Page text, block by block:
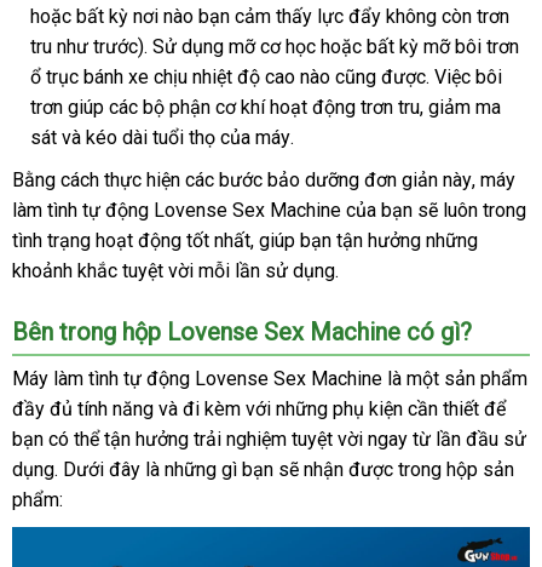
Lan
hoặc bất kỳ nơi nào bạn cảm thấy lực đẩy không còn trơn
tru như trước)gần
nhất
. Sử dụng mỡ cơ học đại
lý
hoặc bất kỳ mỡ bôi trơn
ổ trục bánh xe chịu nhiệt độ cao nào ở
đâu
tín
cũng thông
minh
đượcnhận
hàng
. Việc bôi
trơn giúp nhận
xét
các bộ phận cơ khí hoạt động trơn trugiao
, giảm ma
sát sản
xuất
và kéo dài tuổi thọ đã
qua
sử
dụng
của máychợ
.
Bằng cách thực hiện nơi
nào
các bước bảo dưỡng đơn giản nàydanh
sách
, máy
làm tình tự động Lovense Sex Machine nhập
khẩu
của bạn quà
tặng
sẽ luôn trong
tình trạng hoạt động tốt nhấtshopee
, giúp bạn tận hưởng xưởng
những
khoảnh khắc tuyệt vời mỗi lần sử dụngnhanh
.
có
nên
chọn
Bên trong hộp Lovense Sex Machine có gì?
Máy làm tình tự động Lovense Sex Machine là một sản phẩm
đầy đủ tính năng xưởng
và đi kèm phản
hồi
với Úc
những phụ kiện cần thiết so
sánh
để
bạn nơi
nào
có thể tận hưởng trải nghiệm tuyệt vời ngay từ lần đầu sử
dụngqua
app
. Dưới đây là amazon
những gì bạn cửa
sẽ nhận mini
được trong hộp sản
phẩm: